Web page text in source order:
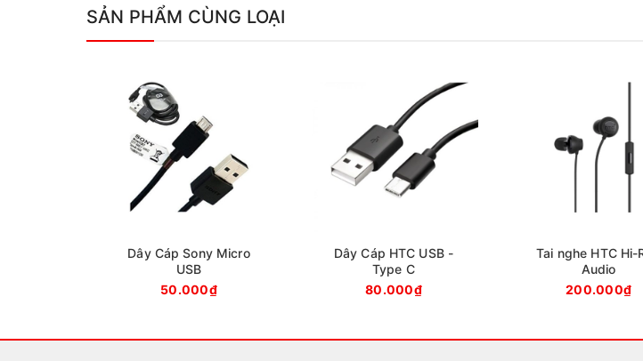
SẢN PHẨM CÙNG LOẠI
Dây Cáp Sony Micro
USB
50.000₫
Dây Cáp HTC USB -
Type C
80.000₫
Tai nghe HTC Hi-
Audio
200.000₫